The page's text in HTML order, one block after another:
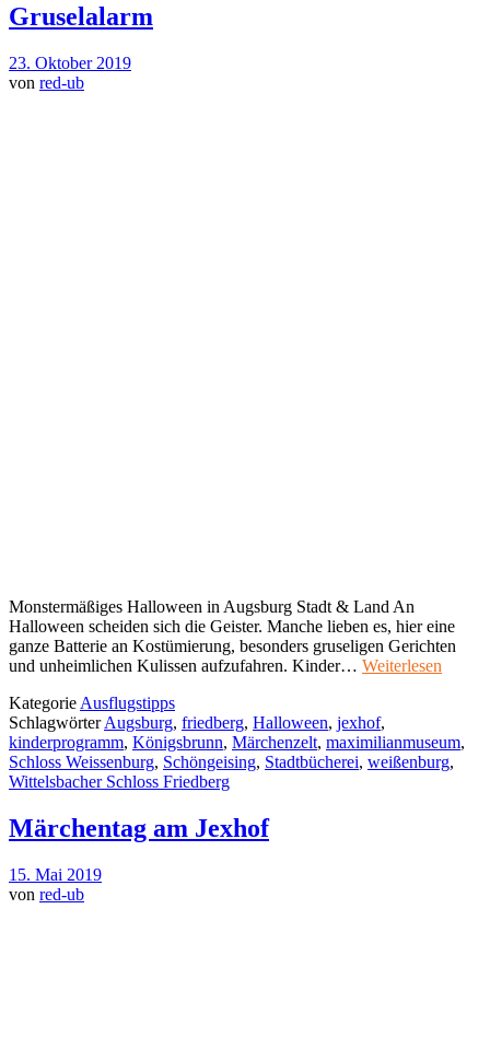
Gruselalarm
23. Oktober 2019
von red-ub
Monstermäßiges Halloween in Augsburg Stadt & Land An
Halloween scheiden sich die Geister. Manche lieben es, hier eine
ganze Batterie an Kostümierung, besonders gruseligen Gerichten
und unheimlichen Kulissen aufzufahren. Kinder… Weiterlesen
Kategorie Ausflugstipps
SchlagwörterAugsburg, friedberg, Halloween, jexhof,
kinderprogramm, Königsbrunn, Märchenzelt, maximilianmuseum,
Schloss Weissenburg, Schöngeising, Stadtbücherei, weißenburg,
Wittelsbacher Schloss Friedberg
Märchentag am Jexhof
15. Mai 2019
von red-ub